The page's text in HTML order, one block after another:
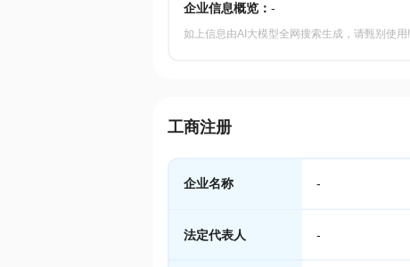
企业信息概览： -
如上信息由AI大模型全网搜索生成，请甄别使用!
工商注册
企业名称 -
法定代表人 -